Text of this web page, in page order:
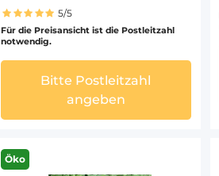
5/5
Für die Preisansicht ist die Postleitzahl
notwendig.
Bitte Postleitzahl
angeben
Öko